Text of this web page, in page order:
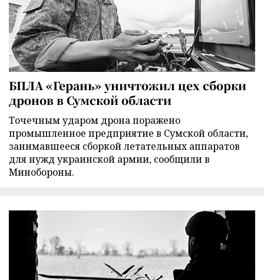
БПЛА «Герань» уничтожил цех сборки
дронов в Сумской области
Точечным ударом дрона поражено
промышленное предприятие в Сумской области,
занимавшееся сборкой летательных аппаратов
для нужд украинской армии, сообщили в
Минобороны.